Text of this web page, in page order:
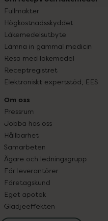
Fullmakter
Högkostnadsskyddet
Läkemedelsutbyte
Lämna in gammal medicin
Resa med läkemedel
Receptregistret
Elektroniskt expertstöd, EES
Om oss
Pressrum
Jobba hos oss
Hållbarhet
Samarbeten
Ägare och ledningsgrupp
För leverantörer
Företagskund
Eget apotek
Glädjeeffekten